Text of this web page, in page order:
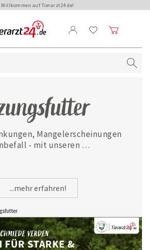
Willkommen auf Tierarzt24.de!
Mangelerscheinungen
- mit unseren
...mehr erfahren!